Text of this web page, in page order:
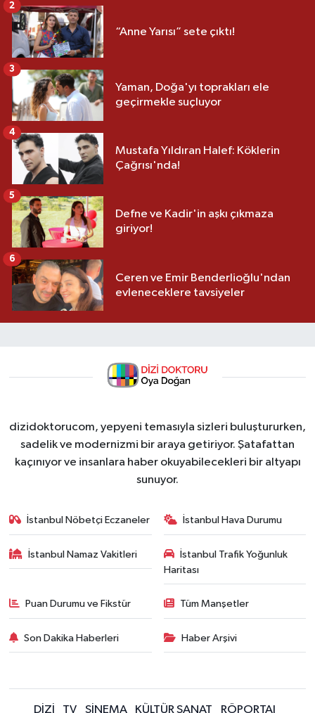
“Anne Yarısı” sete çıktı!
2
Yaman, Doğa'yı toprakları ele
geçirmekle suçluyor
3
Mustafa Yıldıran Halef: Köklerin
Çağrısı'nda!
4
Defne ve Kadir'in aşkı çıkmaza
giriyor!
5
Ceren ve Emir Benderlioğlu'ndan
evleneceklere tavsiyeler
6
dizidoktorucom, yepyeni temasıyla sizleri buluştururken,
sadelik ve modernizmi bir araya getiriyor. Şatafattan
kaçınıyor ve insanlara haber okuyabilecekleri bir altyapı
sunuyor.
İstanbul Nöbetçi Eczaneler İstanbul Hava Durumu
İstanbul Namaz Vakitleri
İstanbul Trafik Yoğunluk
Haritası
Puan Durumu ve Fikstür Tüm Manşetler
Son Dakika Haberleri Haber Arşivi
DİZİ TV SİNEMA KÜLTÜR SANAT RÖPORTAJ